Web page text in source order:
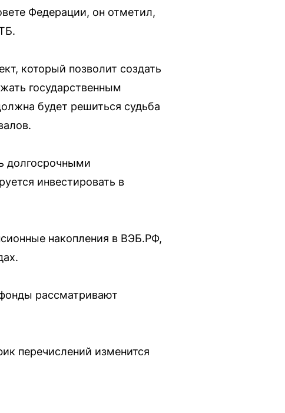
Федерации, он отметил,
который позволит создать
государственным
будет решиться судьба
долгосрочными
инвестировать в
накопления в ВЭБ.РФ,
рассматривают
перечислений изменится